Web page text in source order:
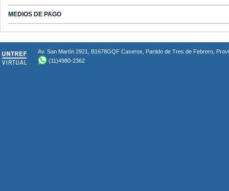
MEDIOS DE PAGO
Av. San Martín 2921, B1678GQF Caseros, Partido de Tres de Febrero,
(11)4980-2362